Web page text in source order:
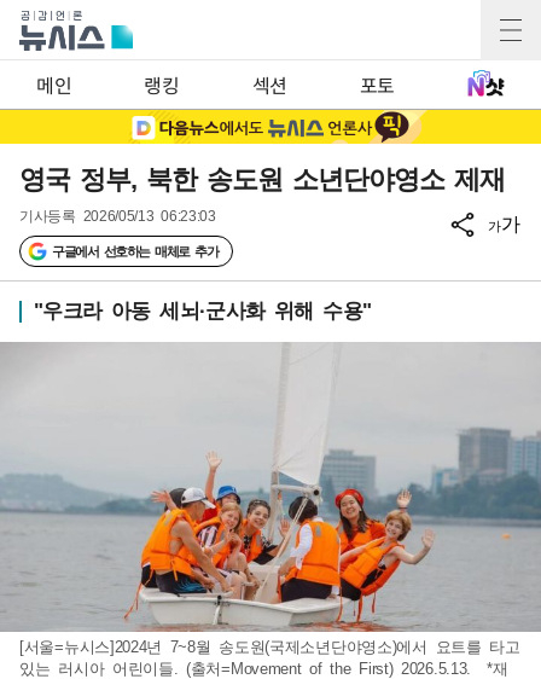
메인 랭킹 섹션 포토
영국 정부, 북한 송도원 소년단야영소 제재
기사등록 2026/05/13 06:23:03
구글에서 선호하는 매체로 추가
가가
"우크라 아동 세뇌·군사화 위해 수용"
[서울=뉴시스]2024년 7~8월 송도원(국제소년단야영소)에서 요트를 타고
있는 러시아 어린이들. (출처=Movement of the First) 2026.5.13. *재